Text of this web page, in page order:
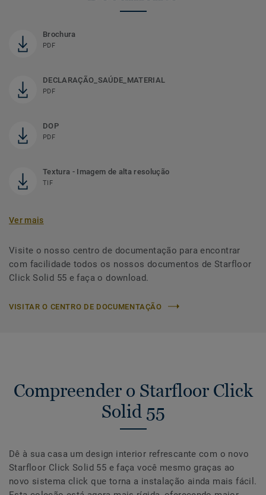
Brochura
PDF
DECLARAÇÃO_SAÚDE_MATERIAL
PDF
DOP
PDF
Textura - Imagem de alta resolução
TIF
Ver mais
Visite o nosso centro de documentação para encontrar
com facilidade todos os nossos documentos de Starfloor
Click Solid 55 e faça o download.
VISITAR O CENTRO DE DOCUMENTAÇÃO
Compreender o Starfloor Click
Solid 55
Dê à sua casa um design interior refrescante com o novo
Starfloor Click Solid 55 e faça você mesmo graças ao
novo sistema click que torna a instalação ainda mais fácil.